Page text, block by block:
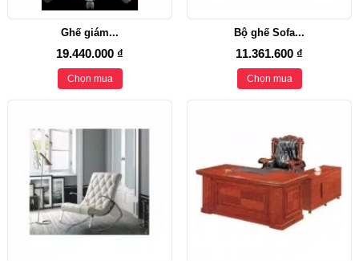
Ghế giám...
19.440.000 ₫
Chọn mua
Bộ ghế Sofa...
11.361.600 ₫
Chọn mua